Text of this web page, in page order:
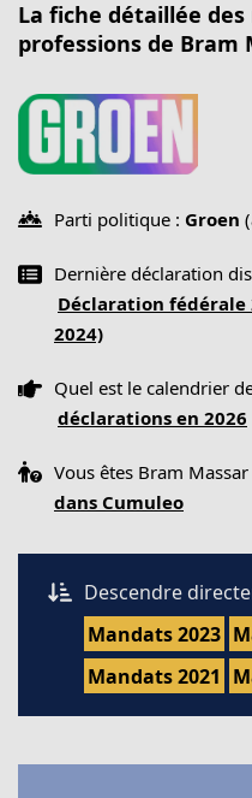
La fiche détaillée
professions de Bram
Parti politique : Groen
Dernière déclaration
Déclaration fédérale
2024)
Quel est le calendrier
déclarations en 2026
Vous êtes Bram Massar
dans Cumuleo
Descendre
Mandats 2023
Mandats 2021